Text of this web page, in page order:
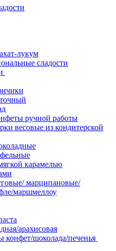
лукум
сладости
ручной работы
весовые из кондитерской
карамелью
марципановые/
маршмеллоу
арахисовая
конфет/шоколада/печенья